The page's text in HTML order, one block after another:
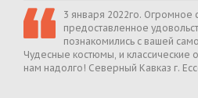
3 января 2022го. Огромное
предоставленное
познакомились с вашей
Чудесные костюмы, и классические
нам надолго! Северный Кавказ г.